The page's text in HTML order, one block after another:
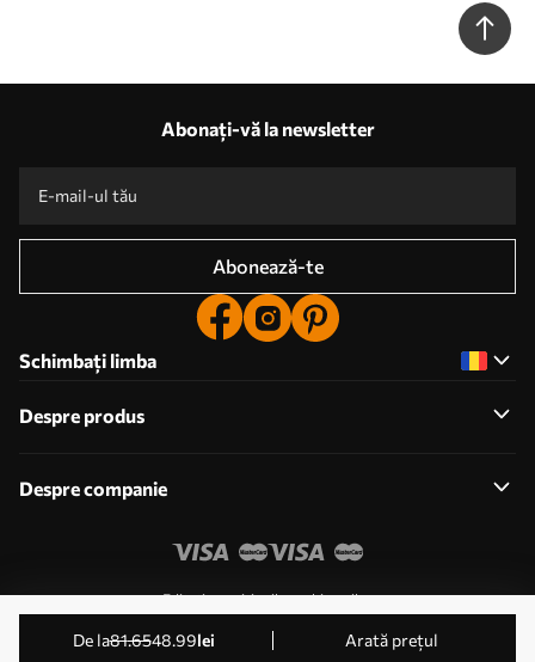
de la81.6548.99lei Arată prețul
Abonați-vă la newsletter
Abonează-te
Schimbați limba
Despre produs
Despre companie
Editați permisiunile cookie-urilor
© 2011-2026 Uwalls . Toate drepturile rezervate. Operat